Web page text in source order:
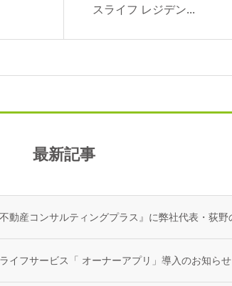
スライフ レジデン...
最新記事
イフサービス「 オーナーアプリ」導入のお知らせ